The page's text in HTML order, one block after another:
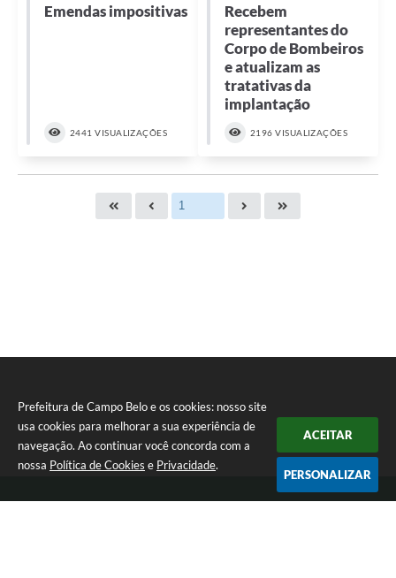
Prefeitura de Campo Belo e os cookies: nosso site
usa cookies para melhorar a sua experiência de
navegação. Ao continuar você concorda com a
nossa Política de Cookies e Privacidade.
ACEITAR
PERSONALIZAR
Emendas impositivas
2441 VISUALIZAÇÕES
Recebem
representantes do
Corpo de Bombeiros
e atualizam as
tratativas da
implantação
2196 VISUALIZAÇÕES